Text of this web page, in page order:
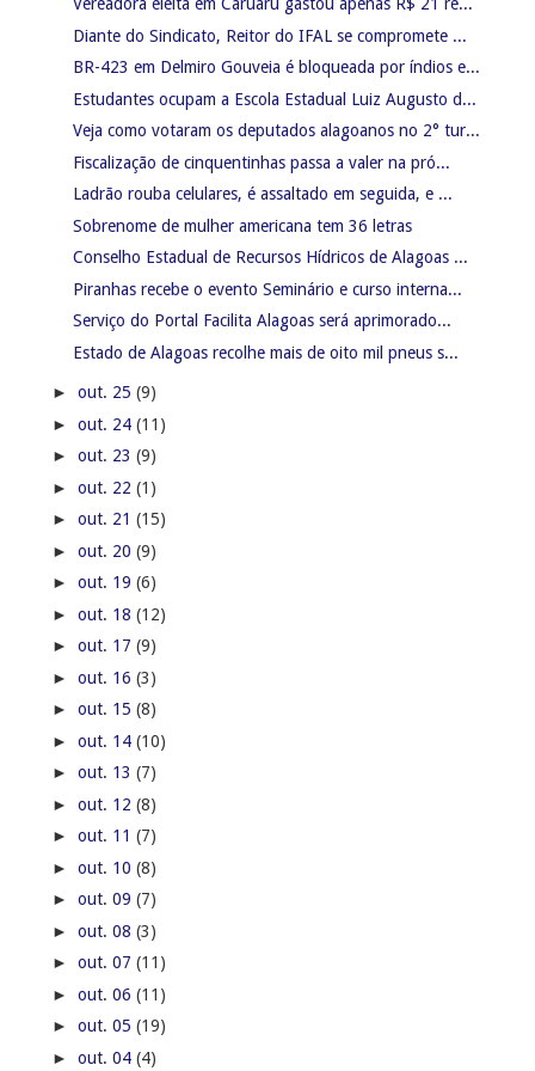
Diante do Sindicato, Reitor do IFAL se compromete ...
BR-423 em Delmiro Gouveia é bloqueada por índios e...
Estudantes ocupam a Escola Estadual Luiz Augusto d...
Veja como votaram os deputados alagoanos no 2° tur...
Fiscalização de cinquentinhas passa a valer na pró...
Ladrão rouba celulares, é assaltado em seguida, e ...
Sobrenome de mulher americana tem 36 letras
Conselho Estadual de Recursos Hídricos de Alagoas ...
Piranhas recebe o evento Seminário e curso interna...
Serviço do Portal Facilita Alagoas será aprimorado...
Estado de Alagoas recolhe mais de oito mil pneus s...
► out. 25 (9)
► out. 24 (11)
► out. 23 (9)
► out. 22 (1)
► out. 21 (15)
► out. 20 (9)
► out. 19 (6)
► out. 18 (12)
► out. 17 (9)
► out. 16 (3)
► out. 15 (8)
► out. 14 (10)
► out. 13 (7)
► out. 12 (8)
► out. 11 (7)
► out. 10 (8)
► out. 09 (7)
► out. 08 (3)
► out. 07 (11)
► out. 06 (11)
► out. 05 (19)
► out. 04 (4)